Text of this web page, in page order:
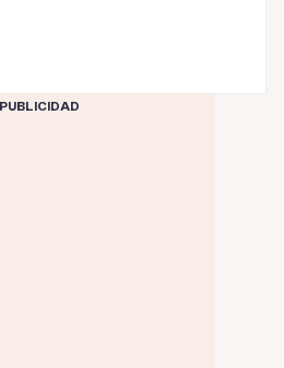
PUBLICIDAD